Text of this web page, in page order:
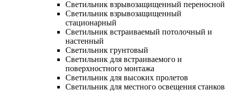
Светильник взрывозащищенный переносной
Светильник взрывозащищенный
стационарный
Светильник встраиваемый потолочный и
настенный
Светильник грунтовый
Светильник для встраиваемого и
поверхностного монтажа
Светильник для высоких пролетов
Светильник для местного освещения станков